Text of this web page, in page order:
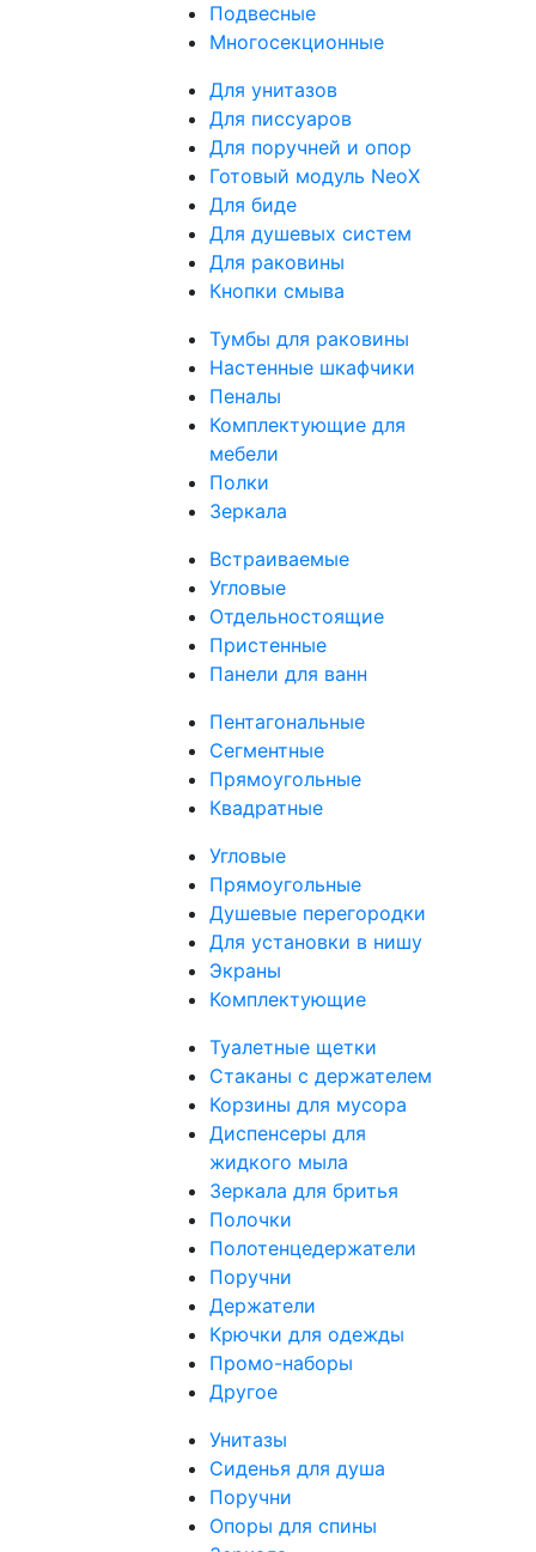
Подвесные
Многосекционные
Для унитазов
Для писсуаров
Для поручней и опор
Готовый модуль NeoX
Для биде
Для душевых систем
Для раковины
Кнопки смыва
Тумбы для раковины
Настенные шкафчики
Пеналы
Комплектующие для
мебели
Полки
Зеркала
Встраиваемые
Угловые
Отдельностоящие
Пристенные
Панели для ванн
Пентагональные
Сегментные
Прямоугольные
Квадратные
Угловые
Прямоугольные
Душевые перегородки
Для установки в нишу
Экраны
Комплектующие
Туалетные щетки
Стаканы с держателем
Корзины для мусора
Диспенсеры для
жидкого мыла
Зеркала для бритья
Полочки
Полотенцедержатели
Поручни
Держатели
Крючки для одежды
Промо-наборы
Другое
Унитазы
Сиденья для душа
Поручни
Опоры для спины